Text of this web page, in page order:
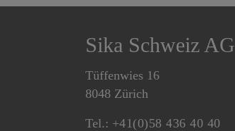
Sika Schweiz AG
Tüffenwies 16
8048 Zürich
Tel.: +41(0)58 436 40 40